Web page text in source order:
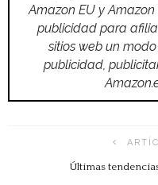
Amazon EU y
publicidad para
sitios web un
publicidad,
Últimas